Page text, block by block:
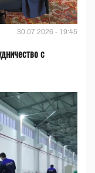
30.07.2026 - 19:45
с